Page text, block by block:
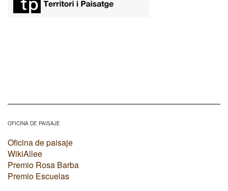
OFICINA DE PAISAJE
Oficina de paisaje
WikiAllee
Premio Rosa Barba
Premio Escuelas